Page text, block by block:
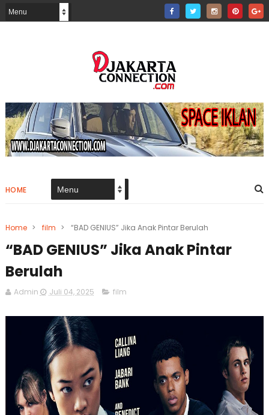
HOME
Home > film > “BAD GENIUS” Jika Anak Pintar Berulah
“BAD GENIUS” Jika Anak Pintar
Berulah
Admin Juli 04, 2025 film